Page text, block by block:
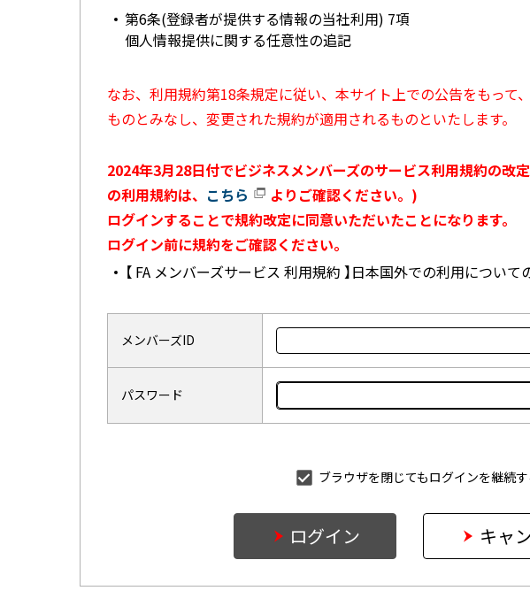
第6条(登録者が提供する情報の当社利用) 7項
個人情報提供に関する任意性の追記
なお、利用規約第18条規定に従い、本サイト上での公告をもって
ものとみなし、変更された規約が適用されるものといたします。
2024年3月28日付でビジネスメンバーズのサービス利用規約の改
の利用規約は、 こちら
よりご確認ください。)
ログインすることで規約改定に同意いただいたことになります。
ログイン前に規約をご確認ください。
【 FA メンバーズサービス 利用規約 】日本国外での利用について
メンバーズID
パスワード
ブラウザを閉じてもログインを継続す
ログイン キャ